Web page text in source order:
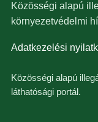
Közösségi alapú
környezetvédelmi
Adatkezelési
Közösségi alapú
láthatósági portál.